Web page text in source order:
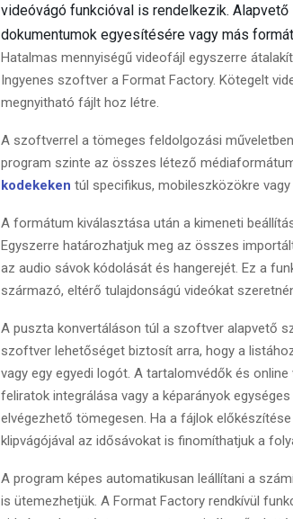
videóvágó funkcióval is rendelkezik.
dokumentumok egyesítésére vagy más
Hatalmas mennyiségű videofájl egyszerre
Ingyenes szoftver a Format Factory. Kötegelt
megnyitható fájlt hoz létre.
A szoftverrel a tömeges feldolgozási
program szinte az összes létező
kodekeken túl specifikus, mobileszközökre
A formátum kiválasztása után a kimeneti
Egyszerre határozhatjuk meg az összes
az audio sávok kódolását és hangerejét. Ez a
származó, eltérő tulajdonságú videókat
A puszta konvertáláson túl a szoftver alapvető
szoftver lehetőséget biztosít arra, hogy a
vagy egy egyedi logót. A tartalomvédők és
feliratok integrálása vagy a képarányok
elvégezhető tömegesen. Ha a fájlok
klipvágójával az idősávokat is finomíthatjuk a
A program képes automatikusan leállítani a
is ütemezhetjük. A Format Factory rendkívül